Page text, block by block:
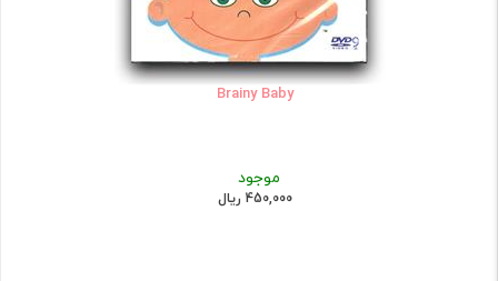
Brainy Baby
موجود
450,000 ریال